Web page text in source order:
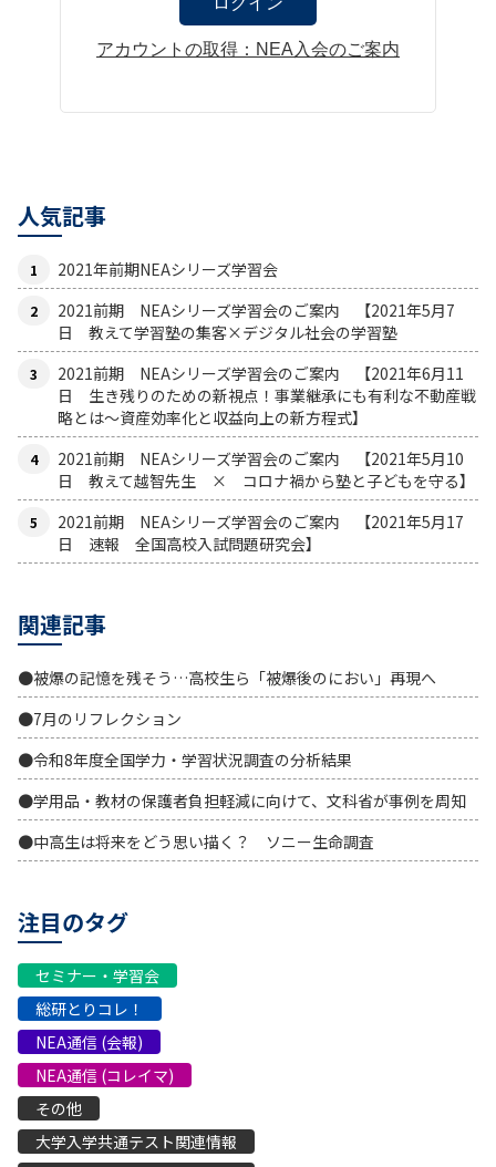
アカウントの取得：NEA入会のご案内
人気記事
2021年前期NEAシリーズ学習会
2021前期 NEAシリーズ学習会のご案内 【2021年5月7
日 教えて学習塾の集客×デジタル社会の学習塾
2021前期 NEAシリーズ学習会のご案内 【2021年6月11
日 生き残りのための新視点！事業継承にも有利な不動産戦
略とは〜資産効率化と収益向上の新方程式】
2021前期 NEAシリーズ学習会のご案内 【2021年5月10
日 教えて越智先生 × コロナ禍から塾と子どもを守る】
2021前期 NEAシリーズ学習会のご案内 【2021年5月17
日 速報 全国高校入試問題研究会】
関連記事
●被爆の記憶を残そう…高校生ら「被爆後のにおい」再現へ
●7月のリフレクション
●令和8年度全国学力・学習状況調査の分析結果
●学用品・教材の保護者負担軽減に向けて、文科省が事例を周知
●中高生は将来をどう思い描く？ ソニー生命調査
注目のタグ
セミナー・学習会
総研とりコレ！
NEA通信 (会報)
NEA通信 (コレイマ)
その他
大学入学共通テスト関連情報